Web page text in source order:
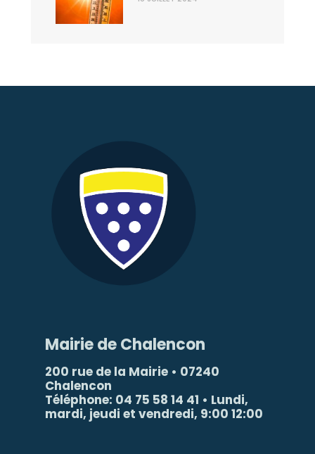
Mairie de Chalencon
200 rue de la Mairie • 07240
Chalencon
Téléphone: 04 75 58 14 41 • Lundi,
mardi, jeudi et vendredi, 9:00 12:00